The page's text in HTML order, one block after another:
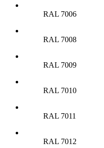
RAL 7006
RAL 7008
RAL 7009
RAL 7010
RAL 7011
RAL 7012